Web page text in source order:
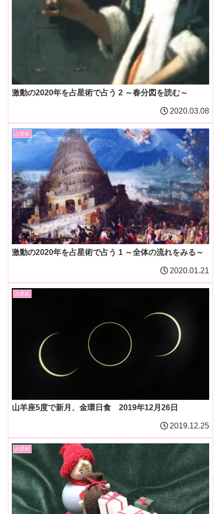
激動の2020年を占星術で占う 2 ～春分図を読む～
2020.03.08
占星術
激動の2020年を占星術で占う 1 ～全体の流れをみる～
2020.01.21
占星術
山羊座5度で新月、金環日食 2019年12月26日
2019.12.25
占星術